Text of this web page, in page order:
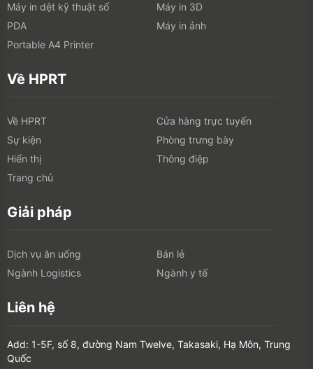
Máy in dệt kỹ thuật số
Máy in 3D
PDA
Máy in ảnh
Portable A4 Printer
Về HPRT
Về HPRT
Cửa hàng trực tuyến
Sự kiện
Phòng trưng bày
Hiển thị
Thông điệp
Trang chủ
Giải pháp
Dịch vụ ăn uống
Bán lẻ
Ngành Logistics
Ngành y tế
Liên hệ
Add: 1-5F, số 8, đường Nam Twelve, Takasaki, Hạ Môn, Trung
Quốc